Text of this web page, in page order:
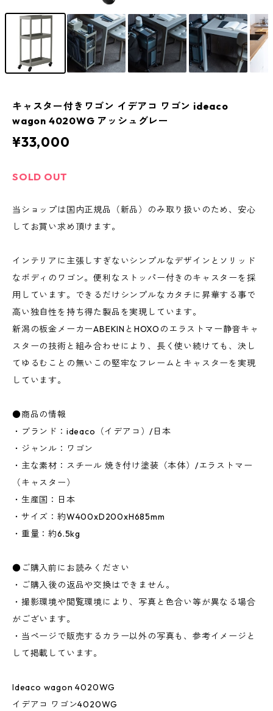
キャスター付きワゴン イデアコ ワゴン ideaco
wagon 4020WG アッシュグレー
¥33,000
SOLD OUT
当ショップは国内正規品（新品）のみ取り扱いのため、安心
してお買い求め頂けます。
インテリアに主張しすぎないシンプルなデザインとソリッド
なボディのワゴン。便利なストッパー付きのキャスターを採
用しています。できるだけシンプルなカタチに昇華する事で
高い独自性を持ち得た製品を実現しています。
新潟の板金メーカーABEKINとHOXOのエラストマー静音キャ
スターの技術と組み合わせにより、長く使い続けても、決し
てゆるむことの無いこの堅牢なフレームとキャスターを実現
しています。
●商品の情報
・ブランド：ideaco（イデアコ）/日本
・ジャンル：ワゴン
・主な素材：スチール 焼き付け塗装（本体）/エラストマー
（キャスター）
・生産国：日本
・サイズ：約W400xD200xH685mm
・重量：約6.5kg
●ご購入前にお読みください
・ご購入後の返品や交換はできません。
・撮影環境や閲覧環境により、写真と色合い等が異なる場合
がございます。
・当ページで販売するカラー以外の写真も、参考イメージと
して掲載しています。
Ideaco wagon 4020WG
イデアコ ワゴン4020WG